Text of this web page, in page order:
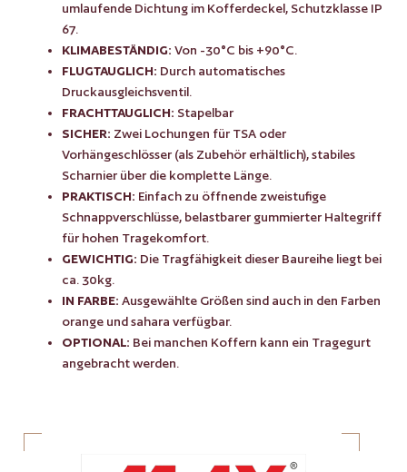
umlaufende Dichtung im Kofferdeckel, Schutzklasse IP
67.
KLIMABESTÄNDIG: Von -30°C bis +90°C.
FLUGTAUGLICH: Durch automatisches
Druckausgleichsventil.
FRACHTTAUGLICH: Stapelbar
SICHER: Zwei Lochungen für TSA oder
Vorhängeschlösser (als Zubehör erhältlich), stabiles
Scharnier über die komplette Länge.
PRAKTISCH: Einfach zu öffnende zweistufige
Schnappverschlüsse, belastbarer gummierter Haltegriff
für hohen Tragekomfort.
GEWICHTIG: Die Tragfähigkeit dieser Baureihe liegt bei
ca. 30kg.
IN FARBE: Ausgewählte Größen sind auch in den Farben
orange und sahara verfügbar.
OPTIONAL: Bei manchen Koffern kann ein Tragegurt
angebracht werden.